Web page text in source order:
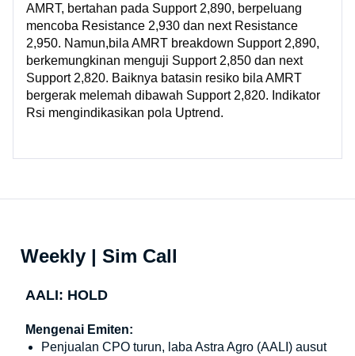
AMRT, bertahan pada Support 2,890, berpeluang
mencoba Resistance 2,930 dan next Resistance
2,950. Namun,bila AMRT breakdown Support 2,890,
berkemungkinan menguji Support 2,850 dan next
Support 2,820. Baiknya batasin resiko bila AMRT
bergerak melemah dibawah Support 2,820. Indikator
Rsi mengindikasikan pola Uptrend.
Weekly | Sim Call
AALI: HOLD
Mengenai Emiten:
Penjualan CPO turun, laba Astra Agro (AALI) ausut